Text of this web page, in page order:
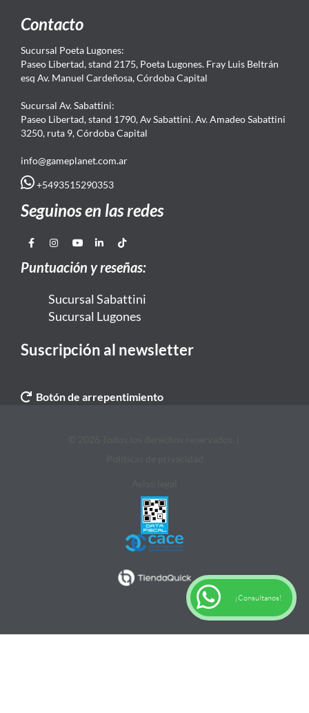
Contacto
Sucursal Poeta Lugones:
Paseo Libertad, stand 2175, Poeta Lugones. Fray Luis Beltrán
esq Av. Manuel Cardeñosa, Córdoba Capital
Sucursal Av. Sabattini:
Paseo Libertad, stand 1790, Av Sabattini. Av. Amadeo Sabattini
3250, ruta 9, Córdoba Capital
info@gameplanet.com.ar
+5493515290353
Seguinos en las redes
Puntuación y reseñas:
Sucursal Sabattini
Sucursal Lugones
Suscripción al newsletter
Botón de arrepentimiento
¡Consultanos!